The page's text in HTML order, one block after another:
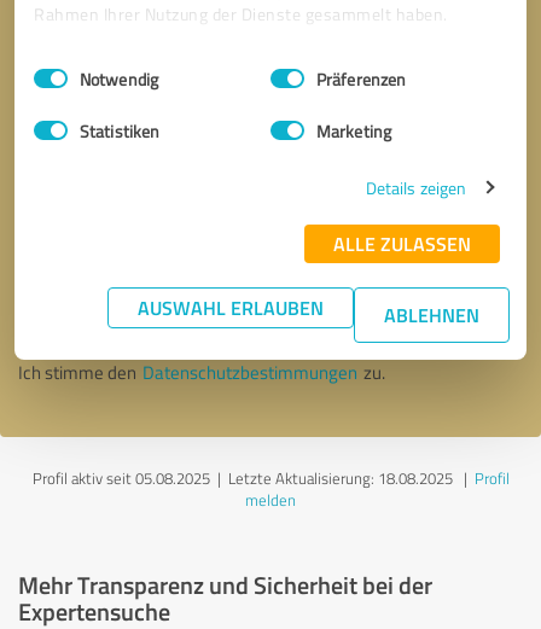
Rahmen Ihrer Nutzung der Dienste gesammelt haben.
Impressum Datenschutzbestimmungen
Einwilligungsauswahl
Notwendig Präferenzen
Statistiken Marketing
Details zeigen
ALLE ZULASSEN
AUSWAHL ERLAUBEN ABLEHNEN
* Erforderliche Angaben
Nachricht senden
Ich stimme den Datenschutzbestimmungen zu.
Profil aktiv seit 05.08.2025 | Letzte Aktualisierung: 18.08.2025| Profil
melden
Mehr Transparenz und Sicherheit bei der
Expertensuche